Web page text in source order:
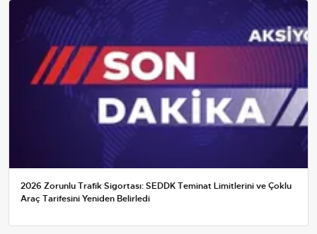
2026 Zorunlu Trafik Sigortası: SEDDK Teminat Limitlerini ve Çoklu
Araç Tarifesini Yeniden Belirledi